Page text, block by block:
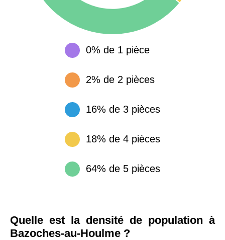
0% de 1 pièce
2% de 2 pièces
16% de 3 pièces
18% de 4 pièces
64% de 5 pièces
Quelle est la densité de population à
Bazoches-au-Houlme ?